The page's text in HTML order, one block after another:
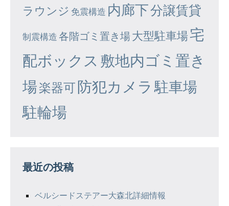
ラウンジ 免震構造 内廊下分譲賃貸
制震構造 各階ゴミ置き場大型駐車場宅
配ボックス 敷地内ゴミ置き
場楽器可防犯カメラ 駐車場
駐輪場
最近の投稿
ベルシードステアー大森北詳細情報